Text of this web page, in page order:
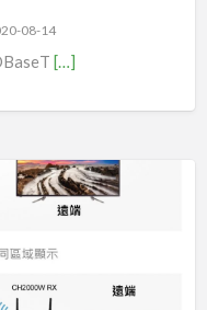
08-14
[…]